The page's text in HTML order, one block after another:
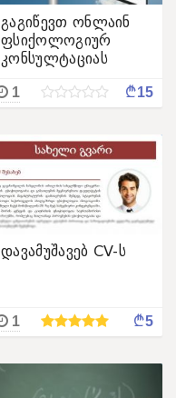
გაგიწევთ ონლაინ
ფსიქოლოგიურ
კონსულტაციას
1 ¢15
დავამუშავებ CV-ს
1 ¢5